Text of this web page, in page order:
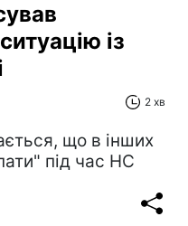
із
2 хв
що в інших
під час НС